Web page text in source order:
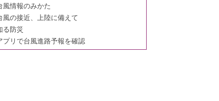
風情報のみかた
風の接近、上陸に備えて
る防災
プリで台風進路予報を確認